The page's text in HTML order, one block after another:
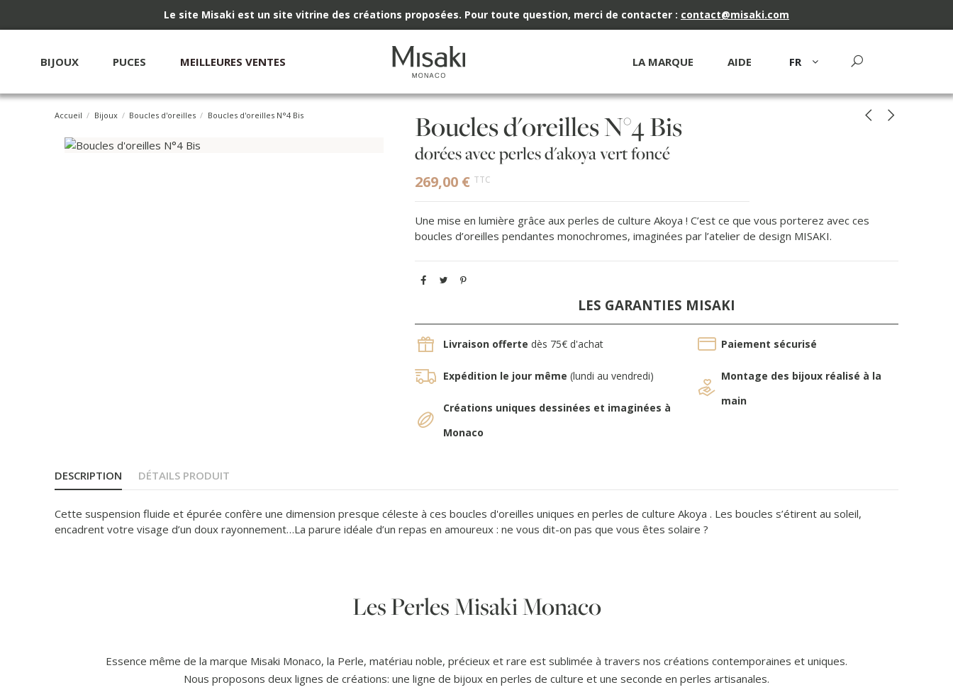
Le site Misaki est un site vitrine des créations proposées. Pour toute question, merci de contacter : contact@misaki.com
BIJOUX PUCES MEILLEURES VENTES AIDE
LA MARQUE FR
Accueil Bijoux Boucles d'oreilles Boucles d'oreilles N°4 Bis Boucles d'oreilles N°4 Bis
dorées avec perles d'akoya vert foncé
269,00 € TTC
Une mise en lumière grâce aux perles de culture Akoya ! C’est ce que vous porterez avec ces
boucles d’oreilles pendantes monochromes, imaginées par l’atelier de design MISAKI.
LES GARANTIES MISAKI
Livraison offerte dès 75€ d'achat
Expédition le jour même (lundi au vendredi)
Créations uniques dessinées et imaginées à
Monaco
Paiement sécurisé
Montage des bijoux réalisé à la
main
DESCRIPTION DÉTAILS PRODUIT
Cette suspension fluide et épurée confère une dimension presque céleste à ces boucles d'oreilles uniques en perles de culture Akoya . Les boucles s’étirent au soleil,
encadrent votre visage d’un doux rayonnement…La parure idéale d’un repas en amoureux : ne vous dit-on pas que vous êtes solaire ?
Les Perles Misaki Monaco
Essence même de la marque Misaki Monaco, la Perle, matériau noble, précieux et rare est sublimée à travers nos créations contemporaines et uniques.
Nous proposons deux lignes de créations: une ligne de bijoux en perles de culture et une seconde en perles artisanales.